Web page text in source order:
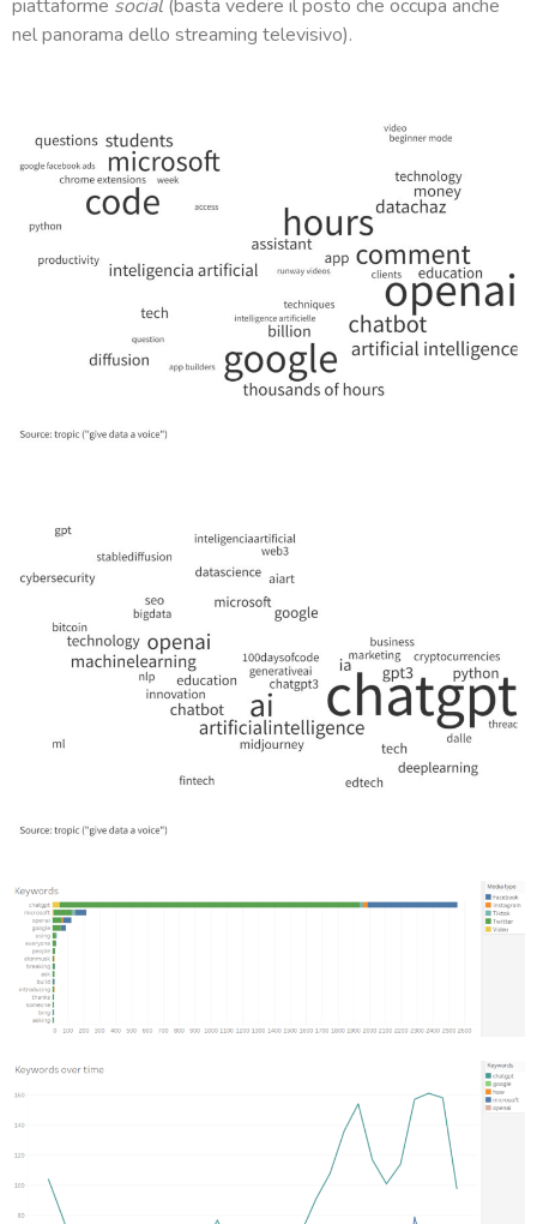
piattaforme social (basta vedere il posto che occupa anche
nel panorama dello streaming televisivo).